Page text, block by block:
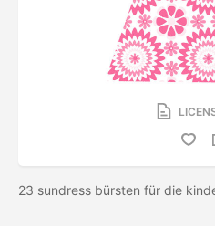
23 sundress bürsten für die